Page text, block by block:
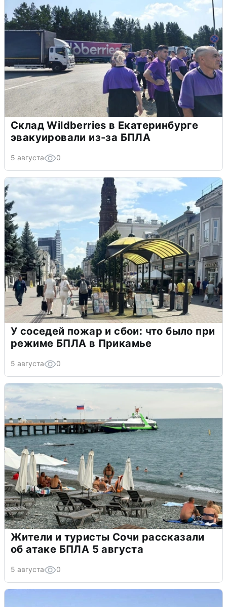
Склад Wildberries в Екатеринбурге
эвакуировали из-за БПЛА
5 августа 0
У соседей пожар и сбои: что было при
режиме БПЛА в Прикамье
5 августа 0
Жители и туристы Сочи рассказали
об атаке БПЛА 5 августа
5 августа 0